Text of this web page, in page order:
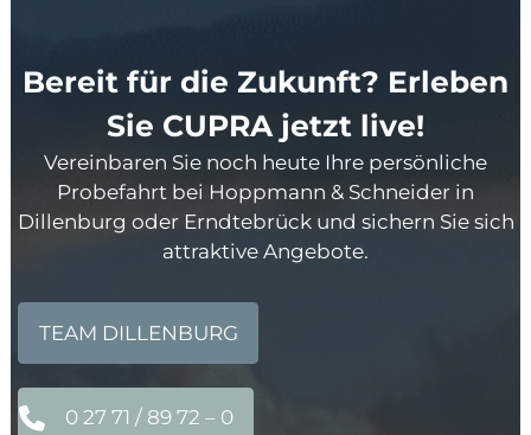
Bereit für die Zukunft? Erleben
Sie CUPRA jetzt live!
Vereinbaren Sie noch heute Ihre persönliche
Probefahrt bei Hoppmann & Schneider in
Dillenburg oder Erndtebrück und sichern Sie sich
attraktive Angebote.
TEAM DILLENBURG
0 27 71 / 89 72 – 0